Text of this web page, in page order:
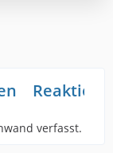
verfasst.